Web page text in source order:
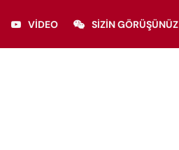
VIDEO SIZIN GÖRÜŞÜNÜZ